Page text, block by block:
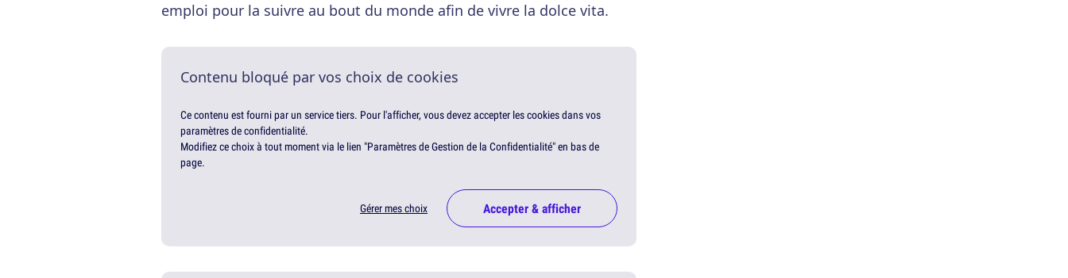
emploi pour la suivre au bout du monde afin de vivre la dolce vita.
Contenu bloqué par vos choix de cookies
Ce contenu est fourni par un service tiers. Pour l'afficher, vous devez accepter les cookies dans vos
paramètres de confidentialité.
Modifiez ce choix à tout moment via le lien "Paramètres de Gestion de la Confidentialité" en bas de
page.
Gérer mes choix Accepter & afficher